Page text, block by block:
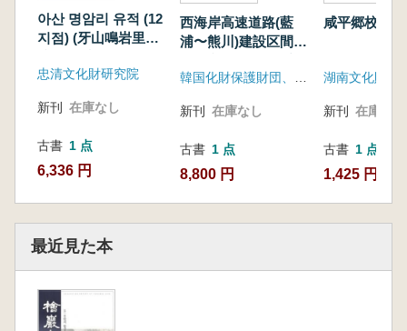
아산 명암리 유적 (12
지점) (牙山鳴岩里遺
忠清文化財研究院
新刊 在庫なし
古書 1 点
6,336 円
西海岸高速道路(藍
浦〜熊川)建設区間
査報告書
新刊 在庫なし
古書 1 点
8,800 円
咸平郷校古墳
新刊 在庫なし
古書 1 点
1,425 円
最近見た本